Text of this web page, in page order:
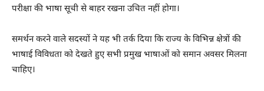
परीक्षा की भाषा सूची से बाहर रखना उचित नहीं होगा।
समर्थन करने वाले सदस्यों ने यह भी तर्क दिया कि राज्य के विभिन्न क्षेत्रों की
भाषाई विविधता को देखते हुए सभी प्रमुख भाषाओं को समान अवसर मिलना
चाहिए।